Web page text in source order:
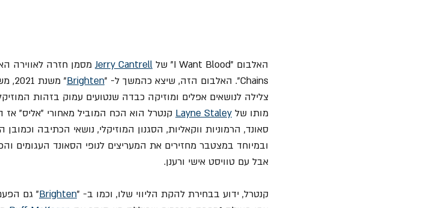
האלבום "I Want Blood" של Jerry Cantrell
Chains". האלבום הזה, שיצא כהמשך ל- "
Brighten
"
צלילה לנושאים אפלים ומוזיקה כבדה שנטועים עמוק בזהות
מותו של Layne Staley קנטרל הוא הכח המוביל מאחורי "אליס"
סאונד, הרמוניות ווקאליות, הסגנון המוזיקלי, נושאי הכתיבה
ובמיוחד במצטבר מחזירים את המעריצים לנופי הסאונד העגומים
אבל עם טוויסט אישי ורענן.
קנטרל, ידוע בבחירת להקת הליווי שלו, וכמו ב- "Brighten" גם